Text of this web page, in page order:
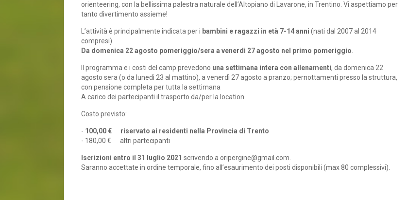
orienteering, con la bellissima palestra naturale dell’Altopiano di Lavarone, in Trentino. Vi aspettiamo per
tanto divertimento assieme!
L’attività è principalmente indicata per i bambini e ragazzi in età 7-14 anni (nati dal 2007 al 2014
compresi).
Da domenica 22 agosto pomeriggio/sera a venerdì 27 agosto nel primo pomeriggio.
Il programma e i costi del camp prevedono una settimana intera con allenamenti, da domenica 22
agosto sera (o da lunedì 23 al mattino), a venerdì 27 agosto a pranzo; pernottamenti presso la struttura,
con pensione completa per tutta la settimana
A carico dei partecipanti il trasporto da/per la location.
Costo previsto:
- 100,00 € riservato ai residenti nella Provincia di Trento
- 180,00 € altri partecipanti
Iscrizioni entro il 31 luglio 2021 scrivendo a oripergine@gmail.com.
Saranno accettate in ordine temporale, fino all’esaurimento dei posti disponibili (max 80 complessivi).